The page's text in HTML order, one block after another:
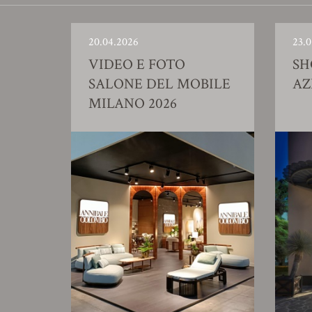
20.04.2026
VIDEO E FOTO
SALONE DEL MOBILE
MILANO 2026